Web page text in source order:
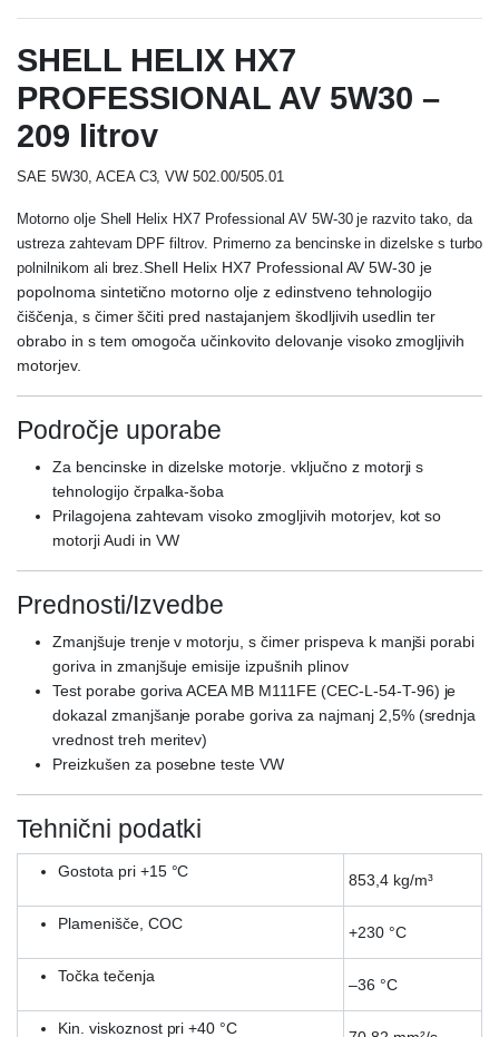
SHELL HELIX HX7
PROFESSIONAL AV 5W30 –
209 litrov
SAE 5W30, ACEA C3, VW 502.00/505.01
Motorno olje Shell Helix HX7 Professional AV 5W-30 je razvito tako, da
ustreza zahtevam DPF filtrov. Primerno za bencinske in dizelske s turbo
polnilnikom ali brez.Shell Helix HX7 Professional AV 5W-30 je
popolnoma sintetično motorno olje z edinstveno tehnologijo
čiščenja, s čimer ščiti pred nastajanjem škodljivih usedlin ter
obrabo in s tem omogoča učinkovito delovanje visoko zmogljivih
motorjev.
Področje uporabe
Za bencinske in dizelske motorje. vključno z motorji s
tehnologijo črpalka-šoba
Prilagojena zahtevam visoko zmogljivih motorjev, kot so
motorji Audi in VW
Prednosti/Izvedbe
Zmanjšuje trenje v motorju, s čimer prispeva k manjši porabi
goriva in zmanjšuje emisije izpušnih plinov
Test porabe goriva ACEA MB M111FE (CEC-L-54-T-96) je
dokazal zmanjšanje porabe goriva za najmanj 2,5% (srednja
vrednost treh meritev)
Preizkušen za posebne teste VW
Tehnični podatki
Gostota pri +15 °C 853,4 kg/m³
Plamenišče, COC +230 °C
Točka tečenja –36 °C
Kin. viskoznost pri +40 °C